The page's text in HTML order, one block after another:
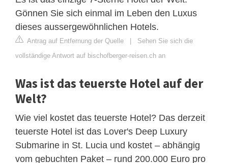
Gönnen Sie sich einmal im Leben den Luxus
dieses aussergewöhnlichen Hotels.
Antrag auf Entfernung der Quelle | Sehen Sie sich die
vollständige Antwort auf bischofberger-reisen.ch an
Was ist das teuerste Hotel auf der
Welt?
Wie viel kostet das teuerste Hotel? Das derzeit
teuerste Hotel ist das Lover's Deep Luxury
Submarine in St. Lucia und kostet – abhängig
vom gebuchten Paket – rund 200.000 Euro pro